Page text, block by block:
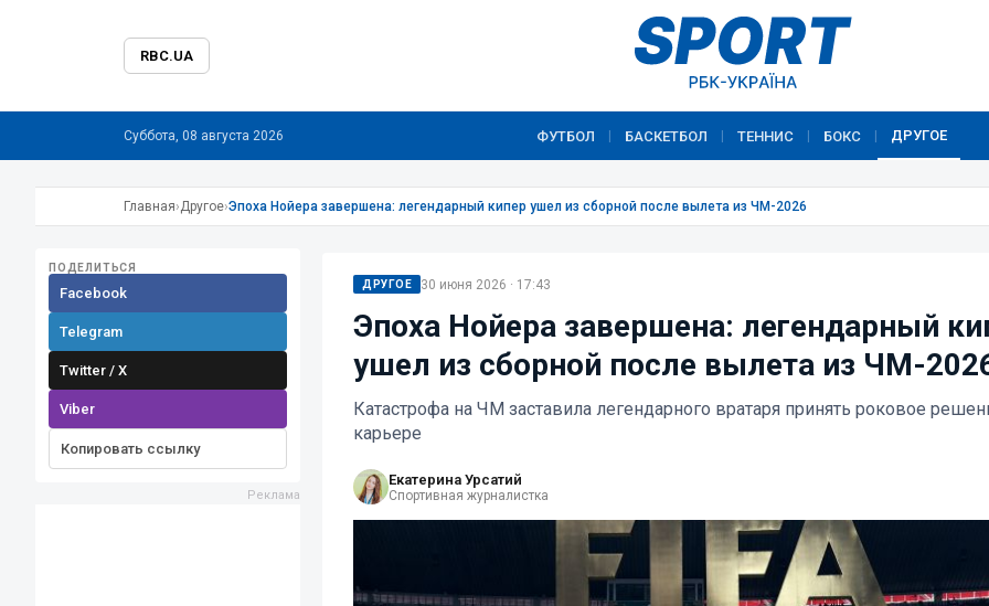
RBC.UA
Суббота, 08 августа 2026 ФУТБОЛ БАСКЕТБОЛ ТЕННИС БОКС ДРУГОЕ
Главная›Другое›Эпоха Нойера завершена: легендарный кипер ушел из сборной после вылета из ЧМ-2026
ПОДЕЛИТЬСЯ
Facebook
Telegram
Twitter / X
Viber
Копировать ссылку
ДРУГОЕ 30 июня 2026 · 17:43
Эпоха Нойера завершена: легендарный
ушел из сборной после вылета из ЧМ-
Катастрофа на ЧМ заставила легендарного вратаря принять роковое
карьере
Екатерина Урсатий
Спортивная журналистка